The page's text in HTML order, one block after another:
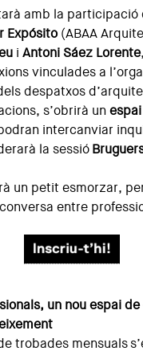
amb la participació
Expósito (ABAA
iAntoni Sáez Lorente
vinculades a
despatxos
s’obrirà un
intercanviar
la sessió
un petit esmorzar,
entre
un nou espai
trobades mensuals